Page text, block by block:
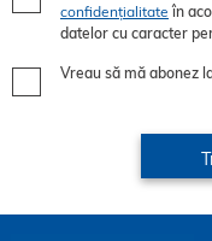
confidențialitate în acord cu politicile GDPR privind prelucrarea
datelor cu caracter
Vreau să mă abonez